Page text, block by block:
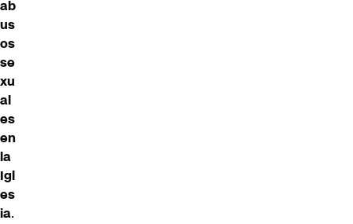
ab
us
os
se
xu
al
es
en
la
Igl
es
ia.